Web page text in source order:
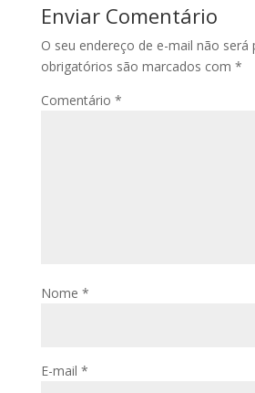
Enviar Comentário
O seu endereço de e-mail não será
obrigatórios são marcados com *
Comentário *
Nome *
E-mail *